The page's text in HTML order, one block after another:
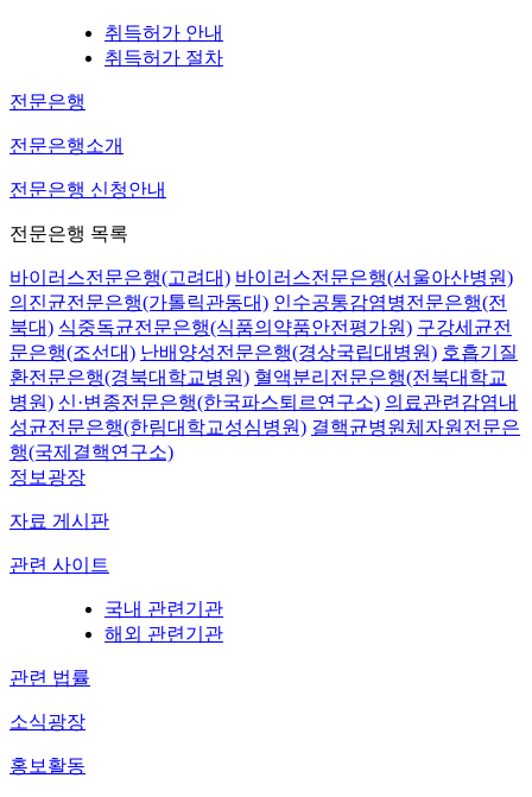
취득허가 안내
취득허가 절차
전문은행
전문은행소개
전문은행 신청안내
전문은행 목록
바이러스전문은행(고려대) 바이러스전문은행(서울아산병원)
의진균전문은행(가톨릭관동대) 인수공통감염병전문은행(전
북대) 식중독균전문은행(식품의약품안전평가원) 구강세균전
문은행(조선대) 난배양성전문은행(경상국립대병원) 호흡기질
환전문은행(경북대학교병원) 혈액분리전문은행(전북대학교
병원) 신·변종전문은행(한국파스퇴르연구소) 의료관련감염내
성균전문은행(한림대학교성심병원) 결핵균병원체자원전문은
행(국제결핵연구소)
정보광장
자료 게시판
관련 사이트
국내 관련기관
해외 관련기관
관련 법률
소식광장
홍보활동